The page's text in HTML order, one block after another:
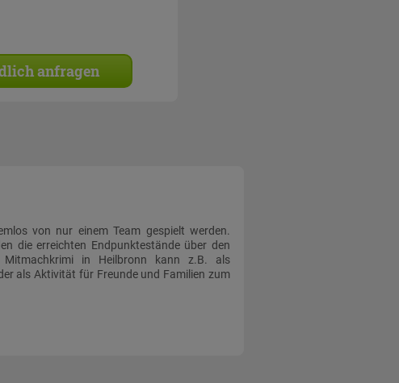
anfragen
von nur einem Team gespielt werden.
die erreichten Endpunktestände über den
Mitmachkrimi in Heilbronn kann z.B. als
als Aktivität für Freunde und Familien zum